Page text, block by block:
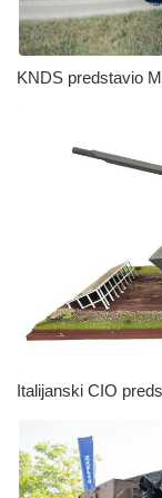
KNDS predstavio
Italijanski CIO